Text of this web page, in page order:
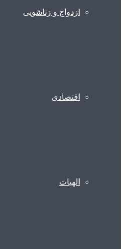
ازدواج و زناشویی
اقتصادی
الهیات